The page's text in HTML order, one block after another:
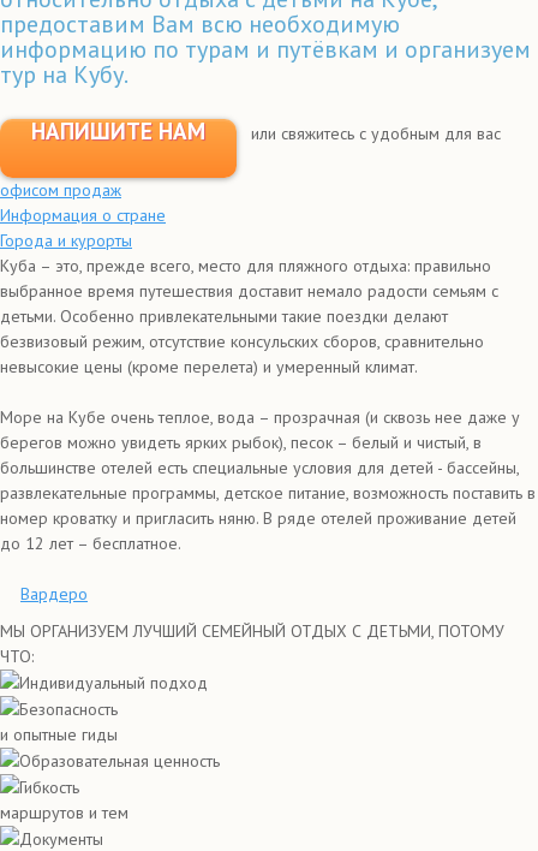
предоставим Вам всю необходимую
информацию по турам и путёвкам и организуем
тур на Кубу.
НАПИШИТЕ НАМ или свяжитесь с удобным для вас
офисом продаж
Информация о стране
Города и курорты
Куба – это, прежде всего, место для пляжного отдыха: правильно
выбранное время путешествия доставит немало радости семьям с
детьми. Особенно привлекательными такие поездки делают
безвизовый режим, отсутствие консульских сборов, сравнительно
невысокие цены (кроме перелета) и умеренный климат.
Море на Кубе очень теплое, вода – прозрачная (и сквозь нее даже у
берегов можно увидеть ярких рыбок), песок – белый и чистый, в
большинстве отелей есть специальные условия для детей - бассейны,
развлекательные программы, детское питание, возможность поставить в
номер кроватку и пригласить няню. В ряде отелей проживание детей
до 12 лет – бесплатное.
Вардеро
МЫ ОРГАНИЗУЕМ ЛУЧШИЙ СЕМЕЙНЫЙ ОТДЫХ С ДЕТЬМИ, ПОТОМУ
ЧТО:
Индивидуальный подход
Безопасность
и опытные гиды
Образовательная ценность
Гибкость
маршрутов и тем
Документы